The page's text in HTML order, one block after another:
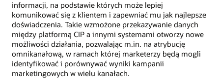
informacji, na podstawie których może lepiej
komunikować się z klientem i zapewniać mu jak najlepsze
doświadczenia. Takie wzmożone przekazywanie danych
między platformą CIP a innymi systemami otworzy nowe
możliwości działania, pozwalając m.in. na atrybucję
omnikanałową, w ramach której marketerzy będą mogli
identyfikować i porównywać wyniki kampanii
marketingowych w wielu kanałach.